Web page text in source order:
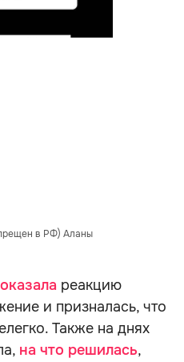
в РФ) Аланы
реакцию
и призналась, что
Также на днях
на что решилась,